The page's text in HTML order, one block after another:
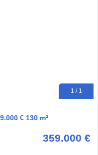
1 / 1
€ 130 m²
359.000 €